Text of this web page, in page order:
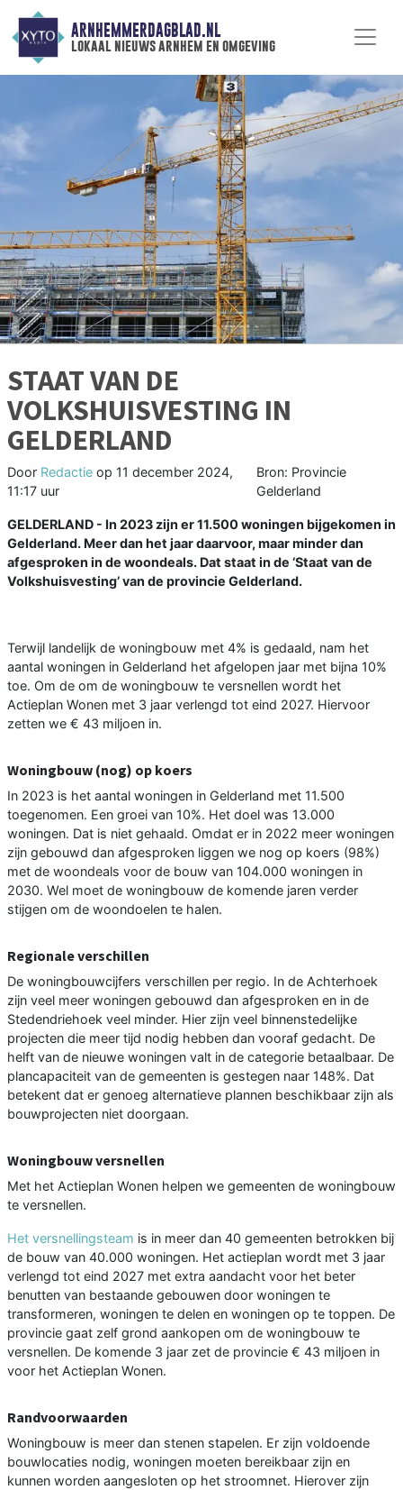
ARNHEMMERDAGBLAD.NL
lokaal nieuws arnhem en omgeving
STAAT VAN DE
VOLKSHUISVESTING IN
GELDERLAND
Door Redactie op 11 december 2024,
11:17 uur
Bron: Provincie
Gelderland
GELDERLAND - In 2023 zijn er 11.500 woningen bijgekomen in
Gelderland. Meer dan het jaar daarvoor, maar minder dan
afgesproken in de woondeals. Dat staat in de ‘Staat van de
Volkshuisvesting’ van de provincie Gelderland.
Terwijl landelijk de woningbouw met 4% is gedaald, nam het
aantal woningen in Gelderland het afgelopen jaar met bijna 10%
toe. Om de om de woningbouw te versnellen wordt het
Actieplan Wonen met 3 jaar verlengd tot eind 2027. Hiervoor
zetten we € 43 miljoen in.
Woningbouw (nog) op koers
In 2023 is het aantal woningen in Gelderland met 11.500
toegenomen. Een groei van 10%. Het doel was 13.000
woningen. Dat is niet gehaald. Omdat er in 2022 meer woningen
zijn gebouwd dan afgesproken liggen we nog op koers (98%)
met de woondeals voor de bouw van 104.000 woningen in
2030. Wel moet de woningbouw de komende jaren verder
stijgen om de woondoelen te halen.
Regionale verschillen
De woningbouwcijfers verschillen per regio. In de Achterhoek
zijn veel meer woningen gebouwd dan afgesproken en in de
Stedendriehoek veel minder. Hier zijn veel binnenstedelijke
projecten die meer tijd nodig hebben dan vooraf gedacht. De
helft van de nieuwe woningen valt in de categorie betaalbaar. De
plancapaciteit van de gemeenten is gestegen naar 148%. Dat
betekent dat er genoeg alternatieve plannen beschikbaar zijn als
bouwprojecten niet doorgaan.
Woningbouw versnellen
Met het Actieplan Wonen helpen we gemeenten de woningbouw
te versnellen.
Het versnellingsteam is in meer dan 40 gemeenten betrokken bij
de bouw van 40.000 woningen. Het actieplan wordt met 3 jaar
verlengd tot eind 2027 met extra aandacht voor het beter
benutten van bestaande gebouwen door woningen te
transformeren, woningen te delen en woningen op te toppen. De
provincie gaat zelf grond aankopen om de woningbouw te
versnellen. De komende 3 jaar zet de provincie € 43 miljoen in
voor het Actieplan Wonen.
Randvoorwaarden
Woningbouw is meer dan stenen stapelen. Er zijn voldoende
bouwlocaties nodig, woningen moeten bereikbaar zijn en
kunnen worden aangesloten op het stroomnet. Hierover zijn